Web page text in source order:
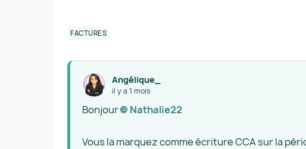
FACTURES
Angélique_
il y a 1 mois
Bonjour Nathalie22​
Vous la marquez comme écriture CCA sur la